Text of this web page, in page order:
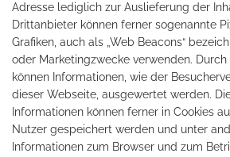
Adresse lediglich zur Auslieferung der
Drittanbieter können ferner sogenannte
Grafiken, auch als „Web Beacons“
oder Marketingzwecke verwenden. Durch
können Informationen, wie der
dieser Webseite, ausgewertet werden.
Informationen können ferner in Cookies
Nutzer gespeichert werden und unter
Informationen zum Browser und zum